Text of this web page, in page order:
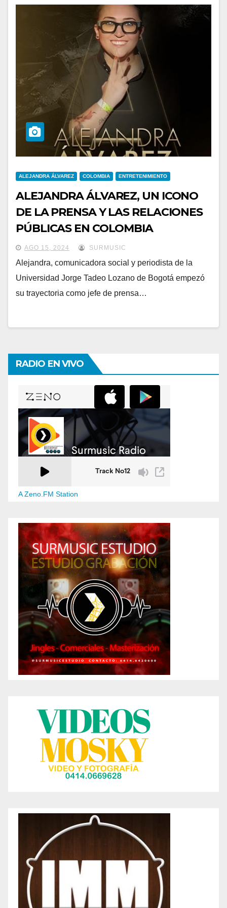
ALEJANDRA ÁLVAREZ COLOMBIA ENTRETENIMIENTO
ALEJANDRA ÁLVAREZ, UN ICONO
DE LA PRENSA Y LAS RELACIONES
PÚBLICAS EN COLOMBIA
AGO 15, 2024 SURMUSIC
Alejandra, comunicadora social y periodista de la
Universidad Jorge Tadeo Lozano de Bogotá empezó
su trayectoria como jefe de prensa…
RADIO EN VIVO
A Zeno.FM Station